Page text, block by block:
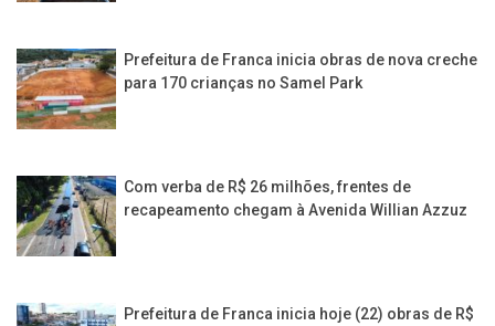
Prefeitura de Franca inicia obras de nova creche
para 170 crianças no Samel Park
Com verba de R$ 26 milhões, frentes de
recapeamento chegam à Avenida Willian Azzuz
Prefeitura de Franca inicia hoje (22) obras de R$